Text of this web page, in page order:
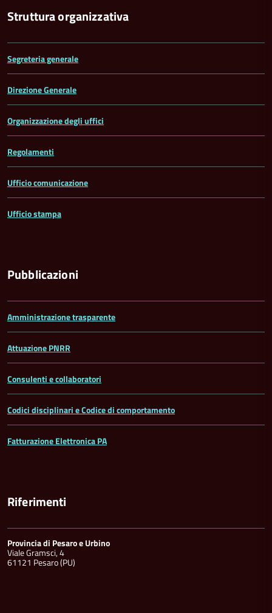
Struttura organizzativa
Segreteria generale
Direzione Generale
Organizzazione degli uffici
Regolamenti
Ufficio comunicazione
Ufficio stampa
Pubblicazioni
Amministrazione trasparente
Attuazione PNRR
Consulenti e collaboratori
Codici disciplinari e Codice di comportamento
Fatturazione Elettronica PA
Riferimenti
Provincia di Pesaro e Urbino
Viale Gramsci, 4
61121 Pesaro (PU)